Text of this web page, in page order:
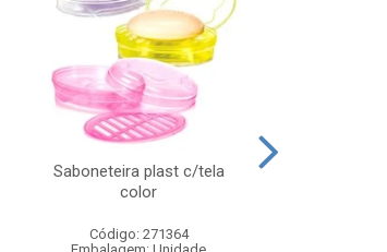
Saboneteira plast c/tela
color
Código: 271364